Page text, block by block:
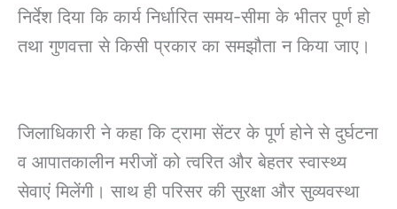
निर्देश दिया कि कार्य निर्धारित समय-सीमा के भीतर पूर्ण हो
तथा गुणवत्ता से किसी प्रकार का समझौता न किया जाए।
जिलाधिकारी ने कहा कि ट्रामा सेंटर के पूर्ण होने से दुर्घटना
व आपातकालीन मरीजों को त्वरित और बेहतर स्वास्थ्य
सेवाएं मिलेंगी। साथ ही परिसर की सुरक्षा और सुव्यवस्था